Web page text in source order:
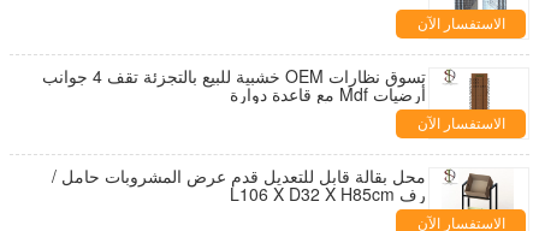
الاستفسار الآن
تسوق نظارات OEM خشبية للبيع بالتجزئة تقف 4 جوانب
أرضيات Mdf مع قاعدة دوارة
الاستفسار الآن
محل بقالة قابل للتعديل قدم عرض المشروبات حامل /
رف L106 X D32 X H85cm
الاستفسار الآن